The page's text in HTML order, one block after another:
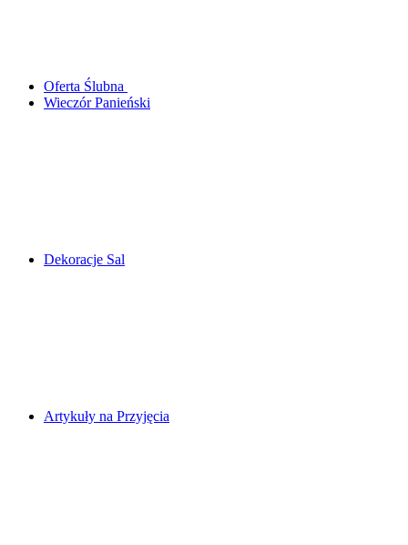
Oferta Ślubna
Wieczór Panieński
Dekoracje Sal
Artykuły na Przyjęcia